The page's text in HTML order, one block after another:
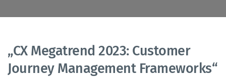
„CX Megatrend 2023: Customer
Journey Management Frameworks“